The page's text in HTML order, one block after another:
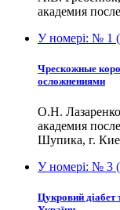
академия
У номері: № 1
Чреcкожные
осложнениями
О.Н.
академия
Шупика, г.
У номері: № 3
Цукровий діабет